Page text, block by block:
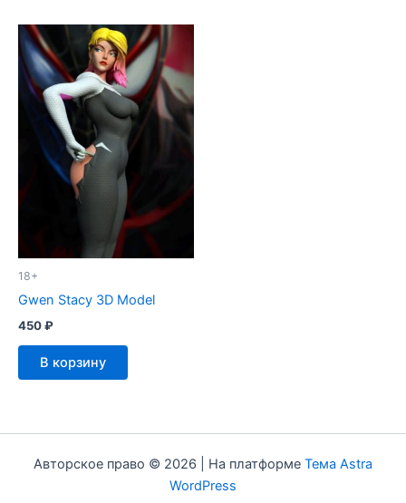
18+
Gwen Stacy 3D Model
450₽
В корзину
Авторское право © 2026 | На платформе Тема Astra
WordPress